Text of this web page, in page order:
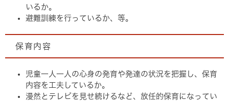
いるか。
避難訓練を行っているか、等。
保育内容
児童一人一人の心身の発育や発達の状況を把握し、保育
内容を工夫しているか。
漫然とテレビを見せ続けるなど、放任的保育になってい